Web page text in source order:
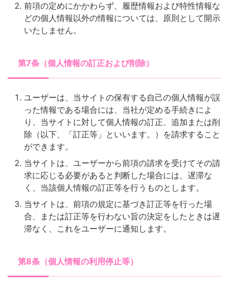
前項の定めにかかわらず、履歴情報および特性情報な
どの個人情報以外の情報については、原則として開示
いたしません。
第7条（個人情報の訂正および削除）
ユーザーは、当サイトの保有する自己の個人情報が誤
った情報である場合には、当社が定める手続きによ
り、当サイトに対して個人情報の訂正、追加または削
除（以下、「訂正等」といいます。）を請求すること
ができます。
当サイトは、ユーザーから前項の請求を受けてその請
求に応じる必要があると判断した場合には、遅滞な
く、当該個人情報の訂正等を行うものとします。
当サイトは、前項の規定に基づき訂正等を行った場
合、または訂正等を行わない旨の決定をしたときは遅
滞なく、これをユーザーに通知します。
第8条（個人情報の利用停止等）